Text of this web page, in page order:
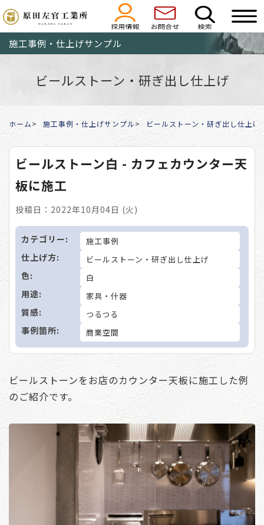
施工事例・仕上げサンプル
ビールストーン・研ぎ出し仕上げ
ホーム 施工事例・仕上げサンプル ビールストーン・研ぎ出し仕上げ
ビールストーン白 - カフェカウンター天
板に施工
投稿日：2022年10月04日 (火)
カテゴリー: 施工事例
仕上げ方: ビールストーン・研ぎ出し仕上げ
色: 白
用途: 家具・什器
質感: つるつる
事例箇所: 商業空間
ビールストーンをお店のカウンター天板に施工した例
のご紹介です。